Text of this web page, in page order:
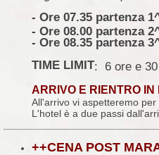
- Ore 07.35 partenza
- Ore 08.00 partenza
- Ore 08.35 partenza
TIME LIMIT: 6 ore e 30
ARRIVO E RIENTRO IN
All'arrivo vi aspetteremo
L'hotel è a due passi
++CENA POST